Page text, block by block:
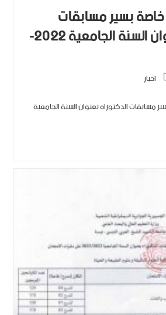
بسير مسابقات
الدكتوراه بعنوان السنة الجامعية 2022-
اخبار
مسابقات الدكتوراه بعنوان السنة الجامعية